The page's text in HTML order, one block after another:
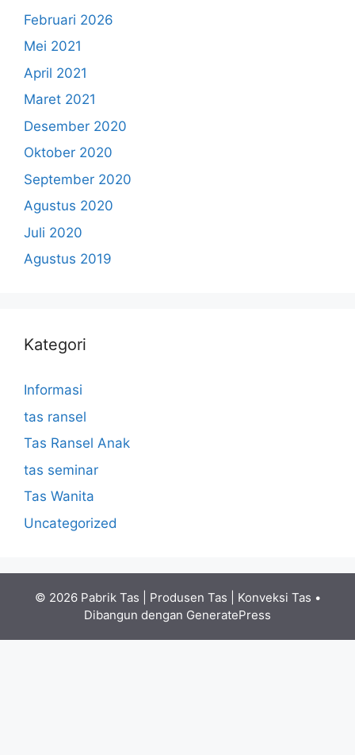
Februari 2026
Mei 2021
April 2021
Maret 2021
Desember 2020
Oktober 2020
September 2020
Agustus 2020
Juli 2020
Agustus 2019
Kategori
Informasi
tas ransel
Tas Ransel Anak
tas seminar
Tas Wanita
Uncategorized
© 2026 Pabrik Tas | Produsen Tas | Konveksi Tas •
Dibangun dengan GeneratePress